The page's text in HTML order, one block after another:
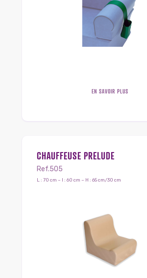
EN SAVOIR PLUS
CHAUFFEUSE PRELUDE
Ref.505
L : 70 cm – l : 60 cm – H : 65 cm/30 cm